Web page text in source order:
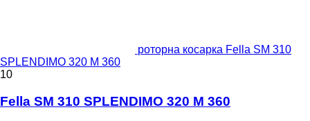
роторна косарка Fella SM 310
SPLENDIMO 320 M 360
10
Fella SM 310 SPLENDIMO 320 M 360